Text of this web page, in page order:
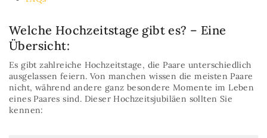
Welche Hochzeitstage gibt es? – Eine
Übersicht:
Es gibt zahlreiche Hochzeitstage, die Paare unterschiedlich
ausgelassen feiern. Von manchen wissen die meisten Paare
nicht, während andere ganz besondere Momente im Leben
eines Paares sind. Dieser Hochzeitsjubiläen sollten Sie
kennen: